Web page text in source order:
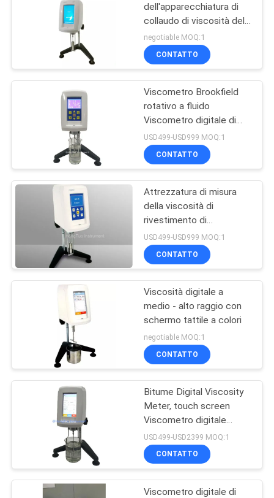
CITAZIONE
DEL
PRIVACY
POLICY
camera di prova
ambientale
Macchina di prove
di plastica
278
Macchina di prove
non distruttive
Macchina di prova
dell'abrasione
dell'apparecchiatura di
collaudo di viscosità del
tester di viscosità di
Digital di alta precisione
negotiable MOQ:1
CONTATTO
Viscometro Brookfield
rotativo a fluido
Viscometro digitale di
viscosità con micro
stampante
USD499-USD999 MOQ:1
CONTATTO
Attrezzatura di misura
della viscosità di
rivestimento di
laboratorio portatile
controllata da
microcomputer
USD499-USD999 MOQ:1
CONTATTO
Viscosità digitale a
medio - alto raggio con
schermo tattile a colori
negotiable MOQ:1
CONTATTO
Bitume Digital Viscosity
Meter, touch screen
Viscometro digitale
Brookfield
USD499-USD2399 MOQ:1
CONTATTO
Viscometro digitale di